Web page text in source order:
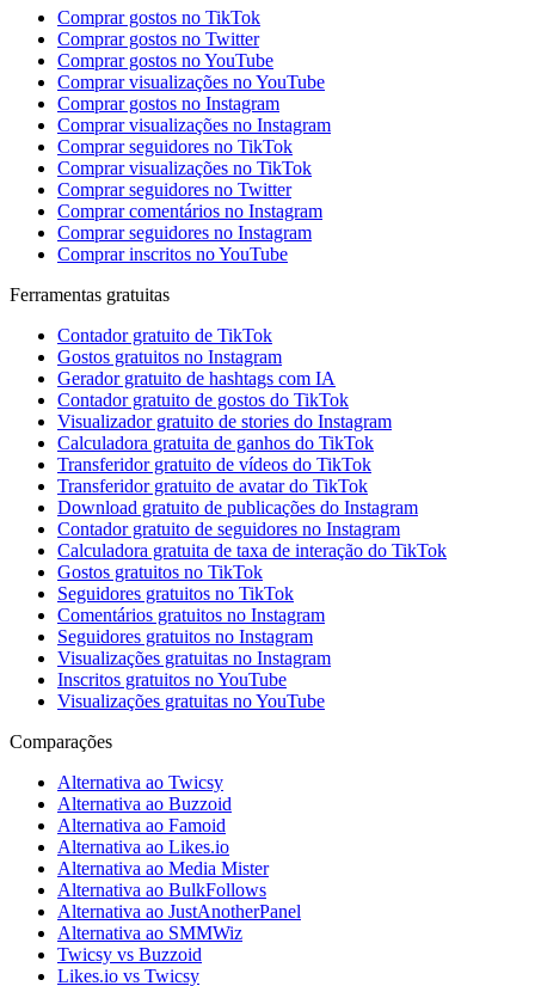
Comprar gostos no TikTok
Comprar gostos no Twitter
Comprar gostos no YouTube
Comprar visualizações no YouTube
Comprar gostos no Instagram
Comprar visualizações no Instagram
Comprar seguidores no TikTok
Comprar visualizações no TikTok
Comprar seguidores no Twitter
Comprar comentários no Instagram
Comprar seguidores no Instagram
Comprar inscritos no YouTube
Ferramentas gratuitas
Contador gratuito de TikTok
Gostos gratuitos no Instagram
Gerador gratuito de hashtags com IA
Contador gratuito de gostos do TikTok
Visualizador gratuito de stories do Instagram
Calculadora gratuita de ganhos do TikTok
Transferidor gratuito de vídeos do TikTok
Transferidor gratuito de avatar do TikTok
Download gratuito de publicações do Instagram
Contador gratuito de seguidores no Instagram
Calculadora gratuita de taxa de interação do TikTok
Gostos gratuitos no TikTok
Seguidores gratuitos no TikTok
Comentários gratuitos no Instagram
Seguidores gratuitos no Instagram
Visualizações gratuitas no Instagram
Inscritos gratuitos no YouTube
Visualizações gratuitas no YouTube
Comparações
Alternativa ao Twicsy
Alternativa ao Buzzoid
Alternativa ao Famoid
Alternativa ao Likes.io
Alternativa ao Media Mister
Alternativa ao BulkFollows
Alternativa ao JustAnotherPanel
Alternativa ao SMMWiz
Twicsy vs Buzzoid
Likes.io vs Twicsy